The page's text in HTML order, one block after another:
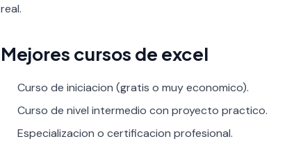
real.
Mejores cursos de excel
Curso de iniciacion (gratis o muy economico).
Curso de nivel intermedio con proyecto practico.
Especializacion o certificacion profesional.